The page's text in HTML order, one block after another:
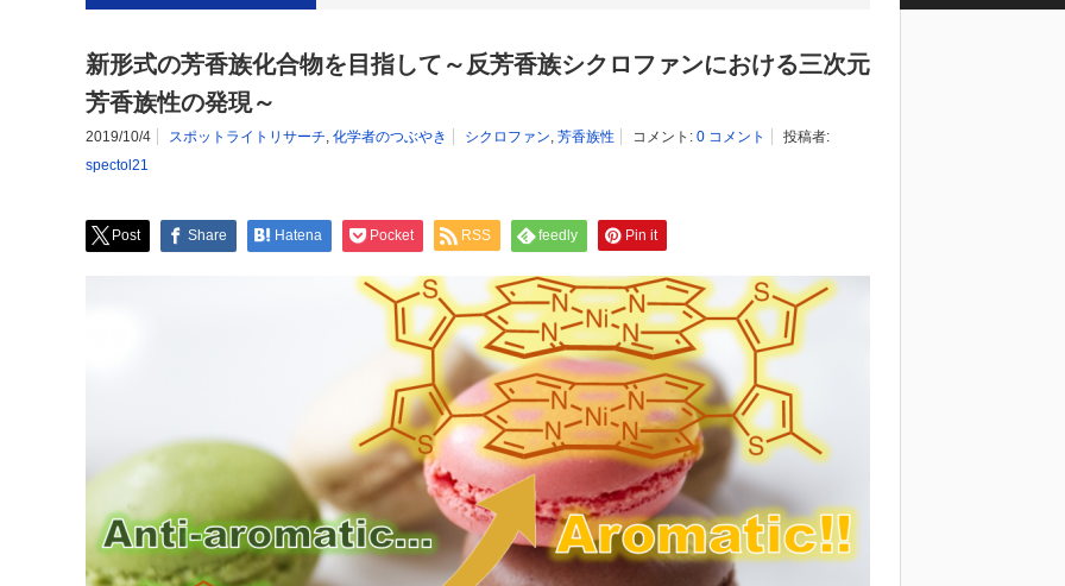
新形式の芳香族化合物を目指して～反芳香族シクロファンにおける三次元
芳香族性の発現～
2019/10/4 スポットライトリサーチ, 化学者のつぶやき シクロファン, 芳香族性 コメント: 0 コメント
投稿者:
spectol21
Post Share Hatena Pocket RSS feedly Pin it